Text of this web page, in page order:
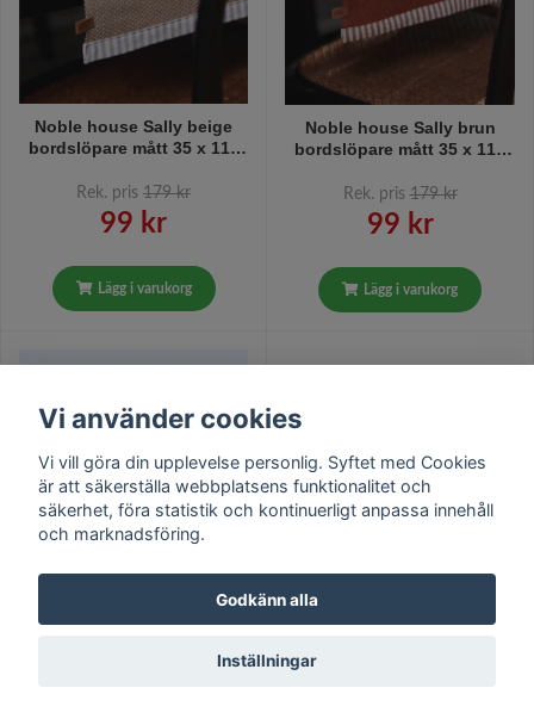
Noble house Sally beige
bordslöpare mått 35 x 110
Rek. pris 179 kr
99 kr
Lägg i varukorg
Noble house Sally brun
bordslöpare mått 35 x 110
Rek. pris 179 kr
99 kr
Lägg i varukorg
rostfärgad löpare mått 45 x
Boel & Jan Rufus svart
löpare mått 45 x 140 cm
Vi använder cookies
Vi vill göra din upplevelse personlig. Syftet med Cookies
är att säkerställa webbplatsens funktionalitet och
säkerhet, föra statistik och kontinuerligt anpassa innehåll
och marknadsföring.
Godkänn alla
Inställningar